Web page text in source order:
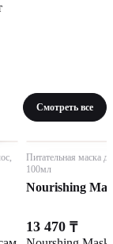
Смотреть все
Питательная маска
100мл
Nourishing
13 470 ₸